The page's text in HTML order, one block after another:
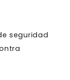
seguridad